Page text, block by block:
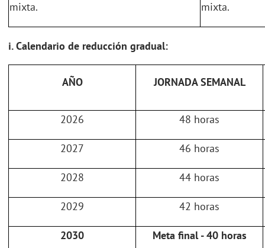
mixta.
mixta.
i. Calendario de reducción gradual:
AÑO JORNADA SEMANAL
2026 48 horas
2027 46 horas
2028 44 horas
2029 42 horas
2030 Meta final - 40 horas